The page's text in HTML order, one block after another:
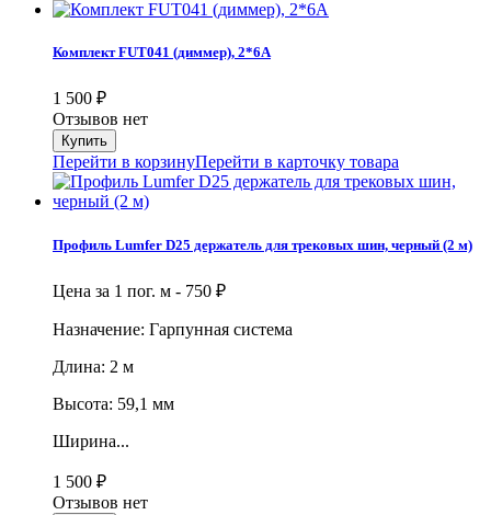
Комплект FUT041 (диммер), 2*6А
1 500 ₽
Отзывов нет
Перейти в корзинуПерейти в карточку товара
Профиль Lumfer D25 держатель для трековых шин, черный (2 м)
Цена за 1 пог. м - 750 ₽
Назначение: Гарпунная система
Длина: 2 м
Высота: 59,1 мм
Ширина...
1 500 ₽
Отзывов нет